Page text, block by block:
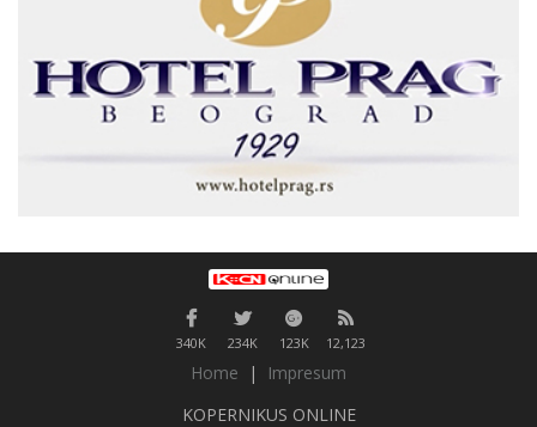
340K 234K 123K 12,123
Home |
Impresum
KOPERNIKUS ONLINE